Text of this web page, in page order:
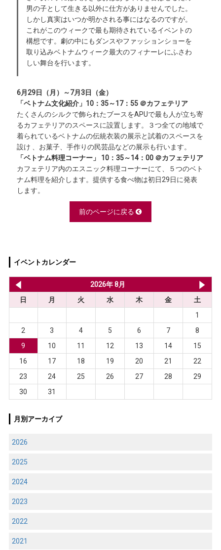
男の子として生きる以外に仕方がありませんでした。
しかし真実はいつか明かされる事にはなるのですが。
これがこのウィークで最も期待されているイベントの
構想です。劇の中にもダンスやファッションショーを
取り込みベトナムウィーク最大のフィナーレにふさわ
しい舞台を行います。
6月29日（月）～7月3日（金）
「ベトナム文化紹介」10：35～17：55 ＠カフェテリア
たくさんのシルクで飾られたブースをAPUで最も人が立ち寄
るカフェテリアのスペースに設置します。３つ全ての地域で
着られているベトナムの伝統衣装の展示と試着のスペースを
設け 、お菓子、手作りの民芸品などの展示も行います。
「ベトナム料理コーナー」 10：35～14：00 ＠カフェテリア
カフェテリア内のエスニック料理コーナーにて、５つのベト
ナム料理を紹介します。提供する食べ物は初日29日に発表
します。
前のページに戻る
イベントカレンダー
2026年 8月
日
月 火 水 木 金
土
1
2
3 4 5 6 7
8
9
10 11 12 13 14
15
16
17 18 19 20 21
22
23
24 25 26 27 28
29
30
31
月別アーカイブ
2026
2025
2024
2023
2022
2021